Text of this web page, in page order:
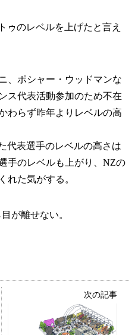
のレベルを上げたと言え
、ポシャー・ウッドマンな
ス代表活動参加のため不在
わらず昨年よりレベルの高
代表選手のレベルの高さは
手のレベルも上がり、NZの
れた気がする。
が離せない。
次の記事